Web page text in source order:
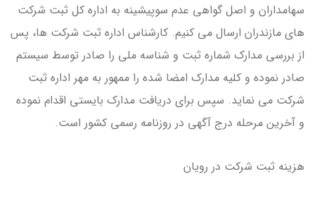
سهامداران و اصل گواهی عدم سوپیشینه به اداره کل ثبت شرکت
های مازندران ارسال می کنیم. کارشناس اداره ثبت شرکت ها، پس
از بررسی مدارک شماره ثبت و شناسه ملی را صادر توسط سیستم
صادر نموده و کلیه مدارک امضا شده را ممهور به مهر اداره ثبت
شرکت می نماید. سپس برای دریافت مدارک بایستی اقدام نموده
و آخرین مرحله درج آگهی در روزنامه رسمی کشور است.
هزینه ثبت شرکت در رویان